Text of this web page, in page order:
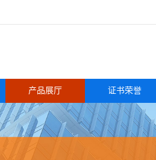
产品展厅 证书荣誉